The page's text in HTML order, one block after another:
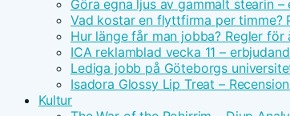
Göra egna ljus av gammalt stearin
Vad kostar en flyttfirma per timme?
Hur länge får man jobba? Regler
ICA reklamblad vecka 11 –
Lediga jobb på Göteborgs
Isadora Glossy Lip Treat –
Kultur